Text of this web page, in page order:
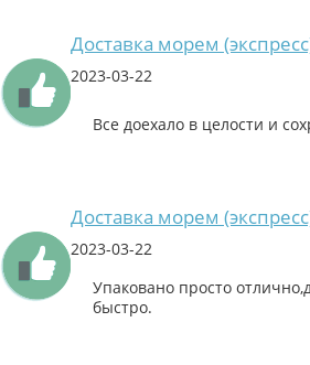
Доставка морем
2023-03-22
Все доехало в целости и
Доставка морем
2023-03-22
Упаковано просто
быстро.